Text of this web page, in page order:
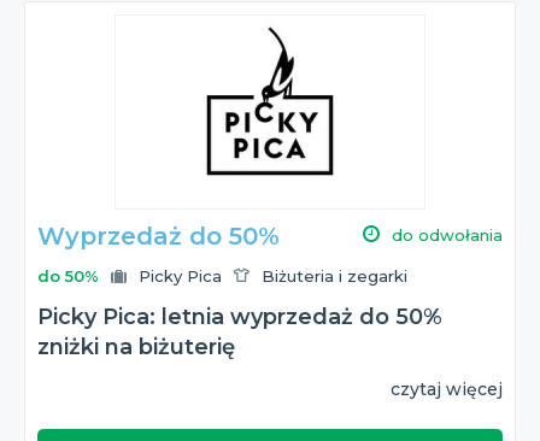
Wyprzedaż do 50% do odwołania
do 50% Picky Pica Biżuteria i zegarki
Picky Pica: letnia wyprzedaż do 50%
zniżki na biżuterię
czytaj więcej